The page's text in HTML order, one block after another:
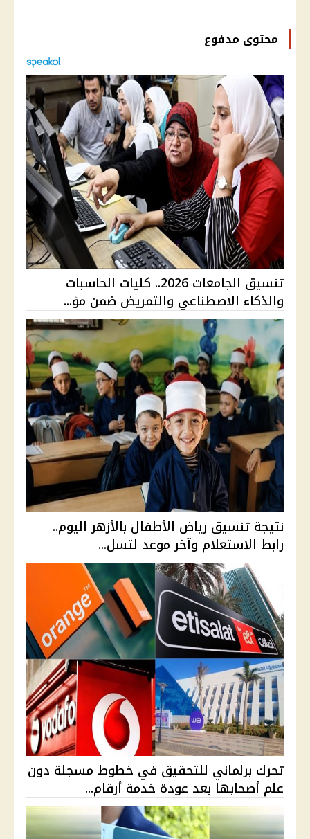
محتوى مدفوع
تنسيق الجامعات 2026.. كليات الحاسبات
والذكاء الاصطناعي والتمريض ضمن مؤ...
نتيجة تنسيق رياض الأطفال بالأزهر اليوم..
رابط الاستعلام وآخر موعد لتسل...
تحرك برلماني للتحقيق في خطوط مسجلة دون
علم أصحابها بعد عودة خدمة أرقام...